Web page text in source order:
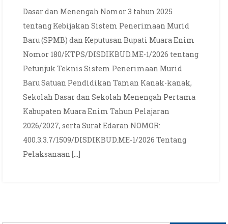
SPMB
SMP
Negeri
7
Muara
Enim
2027
Dasar dan Menengah Nomor 3 tahun 2025
tentang Kebijakan Sistem Penerimaan Murid
Baru (SPMB) dan Keputusan Bupati Muara Enim
Nomor 180/KTPS/DISDIKBUD.ME-1/2026 tentang
Petunjuk Teknis Sistem Penerimaan Murid
Baru Satuan Pendidikan Taman Kanak-kanak,
Sekolah Dasar dan Sekolah Menengah Pertama
Kabupaten Muara Enim Tahun Pelajaran
2026/2027, serta Surat Edaran NOMOR:
400.3.3.7/1509/DISDIKBUD.ME-1/2026 Tentang
Pelaksanaan […]